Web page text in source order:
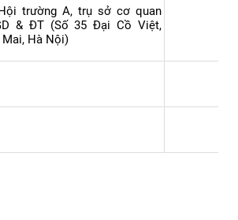
trường A, trụ sở cơ quan
& ĐT (Số 35 Đại Cồ Việt,
Mai, Hà Nội)